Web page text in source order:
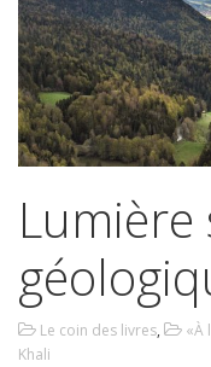
Lumière
Le coin des livres, «À
Khali